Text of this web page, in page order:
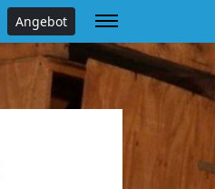
Angebot